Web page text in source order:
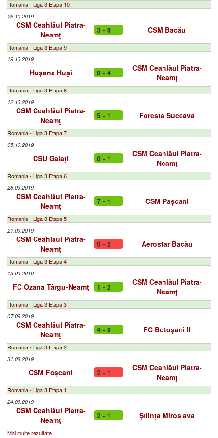
Romania - Liga 3 Etapa 10
26.10.2019
CSM Ceahlăul Piatra-
Neamţ
3 - 0 CSM Bacău
Romania - Liga 3 Etapa 9
19.10.2019
Huşana Huşi 0 - 4
CSM Ceahlăul Piatra-
Neamţ
Romania - Liga 3 Etapa 8
12.10.2019
CSM Ceahlăul Piatra-
Neamţ
5 - 1 Foresta Suceava
Romania - Liga 3 Etapa 7
05.10.2019
CSU Galați 0 - 1
CSM Ceahlăul Piatra-
Neamţ
Romania - Liga 3 Etapa 6
28.09.2019
CSM Ceahlăul Piatra-
Neamţ
7 - 1 CSM Pașcani
Romania - Liga 3 Etapa 5
21.09.2019
CSM Ceahlăul Piatra-
Neamţ
0 - 2 Aerostar Bacău
Romania - Liga 3 Etapa 4
13.09.2019
FC Ozana Târgu-Neamţ 1 - 2
CSM Ceahlăul Piatra-
Neamţ
Romania - Liga 3 Etapa 3
07.09.2019
CSM Ceahlăul Piatra-
Neamţ
4 - 0 FC Botoşani II
Romania - Liga 3 Etapa 2
31.08.2019
CSM Foșcani 2 - 1
CSM Ceahlăul Piatra-
Neamţ
Romania - Liga 3 Etapa 1
24.08.2019
CSM Ceahlăul Piatra-
Neamţ
2 - 1 Știința Miroslava
Mai multe rezultate